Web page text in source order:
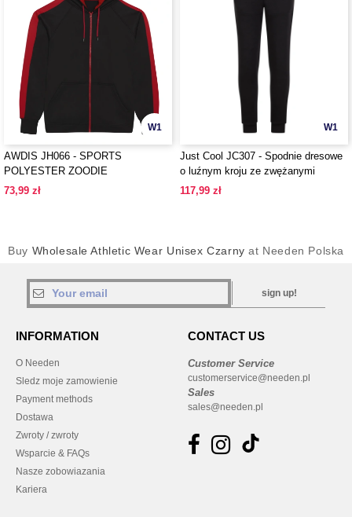
W1
AWDIS JH066 - SPORTS
POLYESTER ZOODIE
73,99 zł
W1
Just Cool JC307 - Spodnie dresowe
o luźnym kroju ze zwężanymi
nogawkami.
117,99 zł
Buy Wholesale Athletic Wear Unisex Czarny at Needen Polska
sign up!
INFORMATION
O Needen
Sledz moje zamowienie
Payment methods
Dostawa
Zwroty / zwroty
Wsparcie & FAQs
Nasze zobowiazania
Kariera
CONTACT US
Customer Service
customerservice@needen.pl
Sales
sales@needen.pl